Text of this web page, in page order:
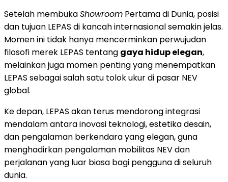
Setelah membukaShowroom Pertama di Dunia, posisi
dan tujuan LEPAS di kancah internasional semakin jelas.
Momen ini tidak hanya mencerminkan perwujudan
filosofi merek LEPAS tentang gaya hidup elegan,
melainkan juga momen penting yang menempatkan
LEPAS sebagai salah satu tolok ukur di pasar NEV
global.
Ke depan, LEPAS akan terus mendorong integrasi
mendalam antara inovasi teknologi, estetika desain,
dan pengalaman berkendara yang elegan, guna
menghadirkan pengalaman mobilitas NEV dan
perjalanan yang luar biasa bagi pengguna di seluruh
dunia.